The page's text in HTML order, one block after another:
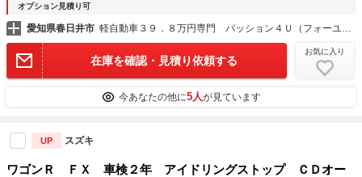
オプション見積り可
愛知県春日井市 軽自動車３９．８万円専門 パッション４Ｕ（フォーユー）
在庫を確認・見積り依頼する
お気に入り
今あなたの他に5人が見ています
UP スズキ
ワゴンＲ ＦＸ 車検２年 アイドリングストップ ＣＤオー